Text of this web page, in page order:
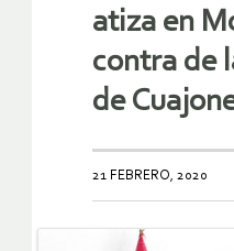
atiza en
contra de
de
21 FEBRERO, 2020